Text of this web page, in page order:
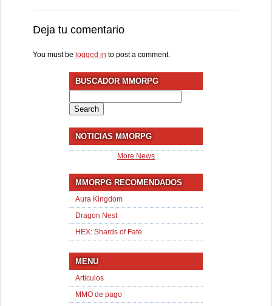
Deja tu comentario
You must be logged in to post a comment.
BUSCADOR MMORPG
for:
NOTICIAS MMORPG
More News
MMORPG RECOMENDADOS
Aura Kingdom
Dragon Nest
HEX: Shards of Fate
MENU
Articulos
MMO de pago